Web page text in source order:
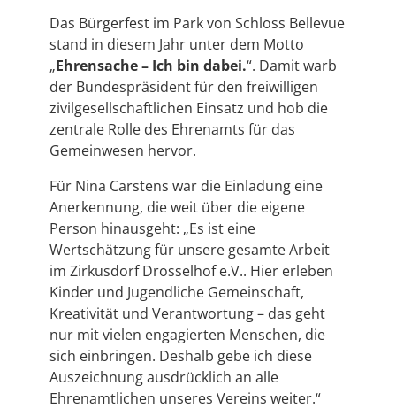
Das Bürgerfest im Park von Schloss Bellevue
stand in diesem Jahr unter dem Motto
„Ehrensache – Ich bin dabei.“. Damit warb
der Bundespräsident für den freiwilligen
zivilgesellschaftlichen Einsatz und hob die
zentrale Rolle des Ehrenamts für das
Gemeinwesen hervor.
Für Nina Carstens war die Einladung eine
Anerkennung, die weit über die eigene
Person hinausgeht: „Es ist eine
Wertschätzung für unsere gesamte Arbeit
im Zirkusdorf Drosselhof e.V.. Hier erleben
Kinder und Jugendliche Gemeinschaft,
Kreativität und Verantwortung – das geht
nur mit vielen engagierten Menschen, die
sich einbringen. Deshalb gebe ich diese
Auszeichnung ausdrücklich an alle
Ehrenamtlichen unseres Vereins weiter.“